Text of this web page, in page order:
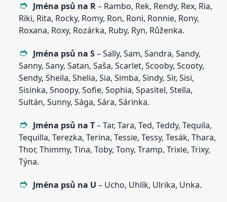
Jména psů na R– Rambo, Rek, Rendy, Rex, Ria,
Riki, Rita, Rocky, Romy, Ron, Roni, Ronnie, Rony,
Roxana, Roxy, Rozárka, Ruby, Ryn, Růženka.
Jména psů na S– Sally, Sam, Sandra, Sandy,
Sanny, Sany, Satan, Saša, Scarlet, Scooby, Scooty,
Sendy, Sheila, Shelia, Sia, Simba, Sindy, Sir, Sisi,
Sisinka, Snoopy, Sofie, Sophia, Spasitel, Stella,
Sultán, Sunny, Sága, Sára, Sárinka.
Jména psů na T– Tar, Tara, Ted, Teddy, Tequila,
Tequilla, Terezka, Terina, Tessie, Tessy, Tesák, Thara,
Thor, Thimmy, Tina, Toby, Tony, Tramp, Trixie, Trixy,
Týna.
Jména psů na U – Ucho, Uhlík, Ulrika, Unka.